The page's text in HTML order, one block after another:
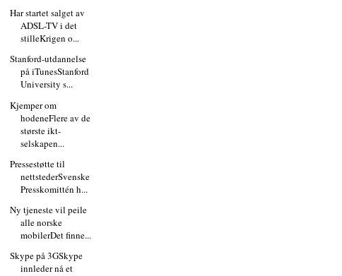
Har startet salget av
ADSL-TV i det
stilleKrigen o...
Stanford-utdannelse
på iTunesStanford
University s...
Kjemper om
hodeneFlere av de
største ikt-
selskapen...
Pressestøtte til
nettstederSvenske
Presskomittén h...
Ny tjeneste vil peile
alle norske
mobilerDet finne...
Skype på 3GSkype
innleder nå et